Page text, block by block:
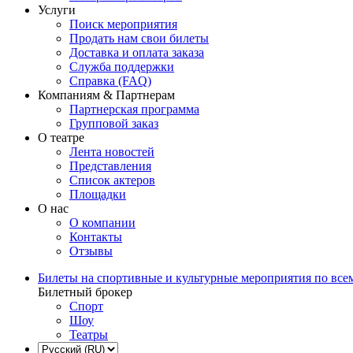
Услуги
Поиск мероприятия
Продать нам свои билеты
Доставка и оплата заказа
Служба поддержки
Справка (FAQ)
Компаниям & Партнерам
Партнерская программа
Групповой заказ
О театре
Лента новостей
Представления
Список актеров
Площадки
О нас
О компании
Контакты
Отзывы
Билеты на спортивные и культурные мероприятия по
Билетный брокер
Спорт
Шоу
Театры